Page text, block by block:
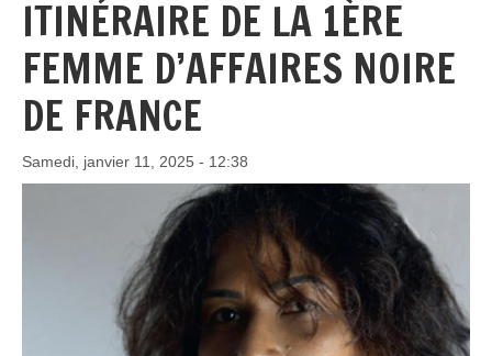
ITINÉRAIRE DE LA 1ÈRE
FEMME D’AFFAIRES NOIRE
DE FRANCE
Samedi, janvier 11, 2025 - 12:38